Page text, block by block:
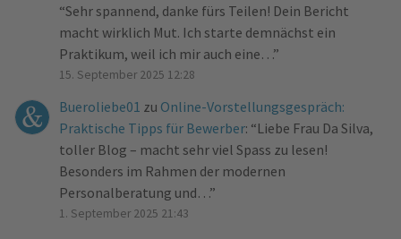
“Sehr spannend, danke fürs Teilen! Dein Bericht
macht wirklich Mut. Ich starte demnächst ein
Praktikum, weil ich mir auch eine… ”
15. September 2025 12:28
Bueroliebe01 zu Online-Vorstellungsgespräch:
Praktische Tipps für Bewerber: “Liebe Frau Da Silva,
toller Blog – macht sehr viel Spass zu lesen!
Besonders im Rahmen der modernen
Personalberatung und… ”
1. September 2025 21:43